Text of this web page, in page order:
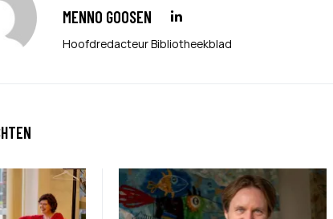
MENNO GOOSEN
Hoofdredacteur Bibliotheekblad